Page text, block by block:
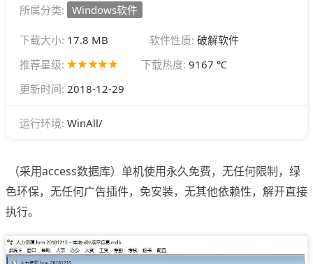
所属分类: Windows软件
下载大小: 17.8 MB 软件性质: 破解软件
推荐星级:
下载热度: 9167 ℃
更新时间: 2018-12-29
运行环境: WinAll/
（采用access数据库）单机使用永久免费，无任何限制，绿
色环保，无任何广告插件，免安装，无其他依赖性，解开直接
执行。